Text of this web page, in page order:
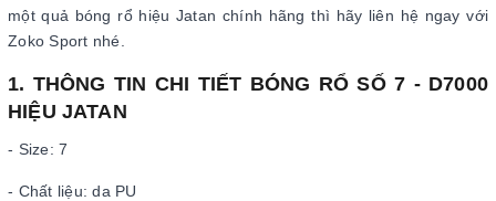
một quả bóng rổ hiệu Jatan chính hãng thì hãy liên hệ ngay với
Zoko Sport nhé.
1. THÔNG TIN CHI TIẾT BÓNG RỔ SỐ 7 - D7000
HIỆU JATAN
- Size: 7
- Chất liệu: da PU